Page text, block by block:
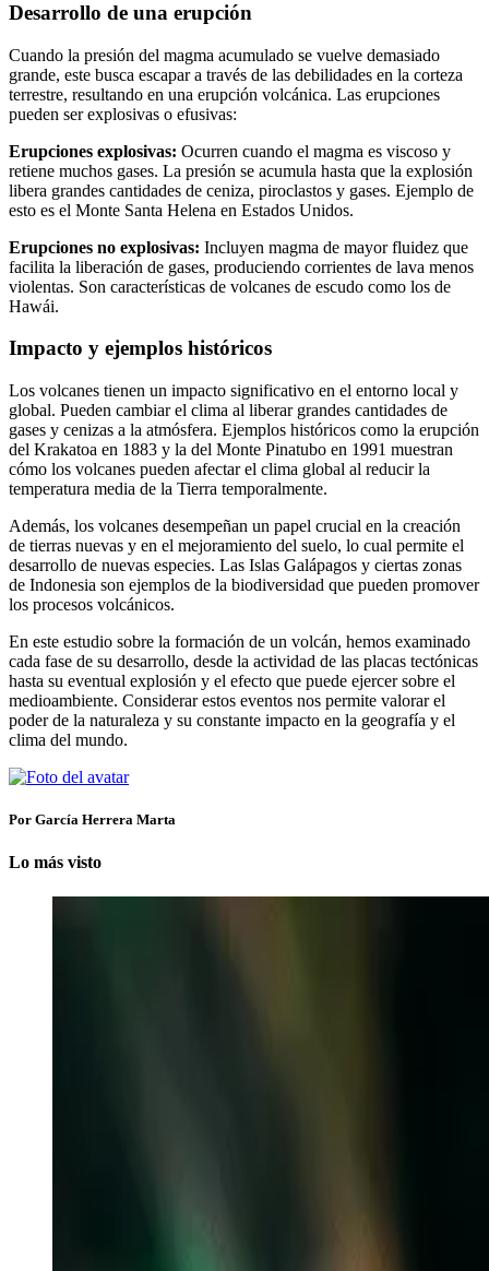
Desarrollo de una erupción
Cuando la presión del magma acumulado se vuelve demasiado
grande, este busca escapar a través de las debilidades en la corteza
terrestre, resultando en una erupción volcánica. Las erupciones
pueden ser explosivas o efusivas:
Erupciones explosivas: Ocurren cuando el magma es viscoso y
retiene muchos gases. La presión se acumula hasta que la explosión
libera grandes cantidades de ceniza, piroclastos y gases. Ejemplo de
esto es el Monte Santa Helena en Estados Unidos.
Erupciones no explosivas: Incluyen magma de mayor fluidez que
facilita la liberación de gases, produciendo corrientes de lava menos
violentas. Son características de volcanes de escudo como los de
Hawái.
Impacto y ejemplos históricos
Los volcanes tienen un impacto significativo en el entorno local y
global. Pueden cambiar el clima al liberar grandes cantidades de
gases y cenizas a la atmósfera. Ejemplos históricos como la erupción
del Krakatoa en 1883 y la del Monte Pinatubo en 1991 muestran
cómo los volcanes pueden afectar el clima global al reducir la
temperatura media de la Tierra temporalmente.
Además, los volcanes desempeñan un papel crucial en la creación
de tierras nuevas y en el mejoramiento del suelo, lo cual permite el
desarrollo de nuevas especies. Las Islas Galápagos y ciertas zonas
de Indonesia son ejemplos de la biodiversidad que pueden promover
los procesos volcánicos.
En este estudio sobre la formación de un volcán, hemos examinado
cada fase de su desarrollo, desde la actividad de las placas tectónicas
hasta su eventual explosión y el efecto que puede ejercer sobre el
medioambiente. Considerar estos eventos nos permite valorar el
poder de la naturaleza y su constante impacto en la geografía y el
clima del mundo.
Por García Herrera Marta
Lo más visto